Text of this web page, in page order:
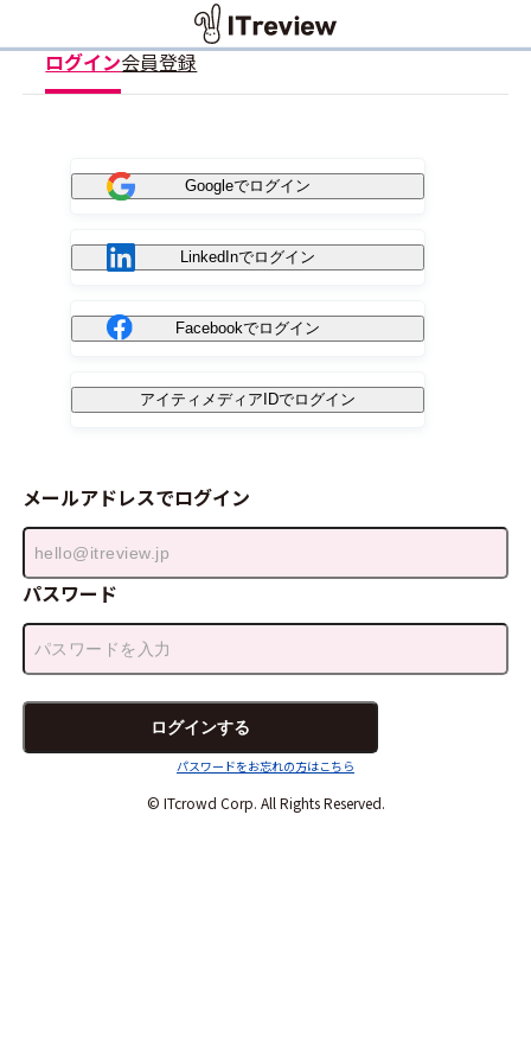
ログイン会員登録
Googleでログイン
LinkedInでログイン
Facebookでログイン
アイティメディアIDでログイン
メールアドレスでログイン
パスワード
パスワードをお忘れの方はこちら
© ITcrowd Corp. All Rights Reserved.